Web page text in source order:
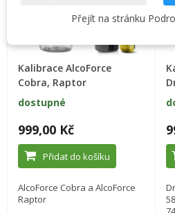
Kalibrace AlcoForce
Cobra, Raptor
dostupné
999,00 Kč
Přidat do košíku
AlcoForce Cobra a AlcoForce
Raptor
Přejít na stránku